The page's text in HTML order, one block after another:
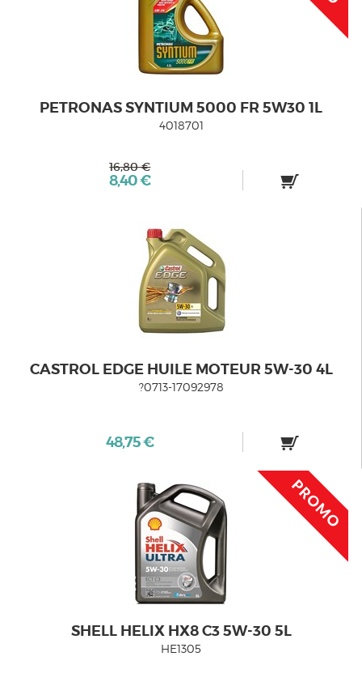
PETRONAS SYNTIUM 5000 FR 5W30 1L
4018701
16,80 €
8,40 €
CASTROL EDGE HUILE MOTEUR 5W-30 4L
?0713-17092978
48,75 €
SHELL HELIX HX8 C3 5W-30 5L
HE1305